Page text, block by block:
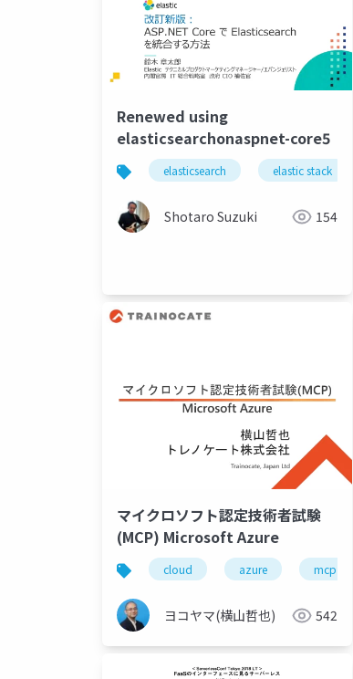
Renewed using
elasticsearchonaspnet-core5
elasticsearch elastic stack
Shotaro Suzuki 154
マイクロソフト認定技術者試験
(MCP) Microsoft Azure
cloud azure mcp
ヨコヤマ(横山哲也) 542